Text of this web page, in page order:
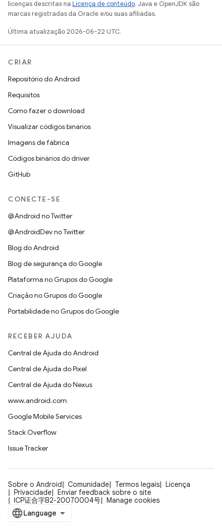
licenças descritas na Licença de conteúdo. Java e OpenJDK são
marcas registradas da Oracle e/ou suas afiliadas.
Última atualização 2026-06-22 UTC.
CRIAR
Repositório do Android
Requisitos
Como fazer o download
Visualizar códigos binários
Imagens de fábrica
Códigos binários do driver
GitHub
CONECTE-SE
@Android no Twitter
@AndroidDev no Twitter
Blog do Android
Blog de segurança do Google
Plataforma no Grupos do Google
Criação no Grupos do Google
Portabilidade no Grupos do Google
RECEBER AJUDA
Central de Ajuda do Android
Central de Ajuda do Pixel
Central de Ajuda do Nexus
www.android.com
Google Mobile Services
Stack Overflow
Issue Tracker
Sobre o Android Comunidade Termos legais
Licença
Privacidade
Enviar feedback sobre o site
ICP证合字B2-20070004号
Manage cookies